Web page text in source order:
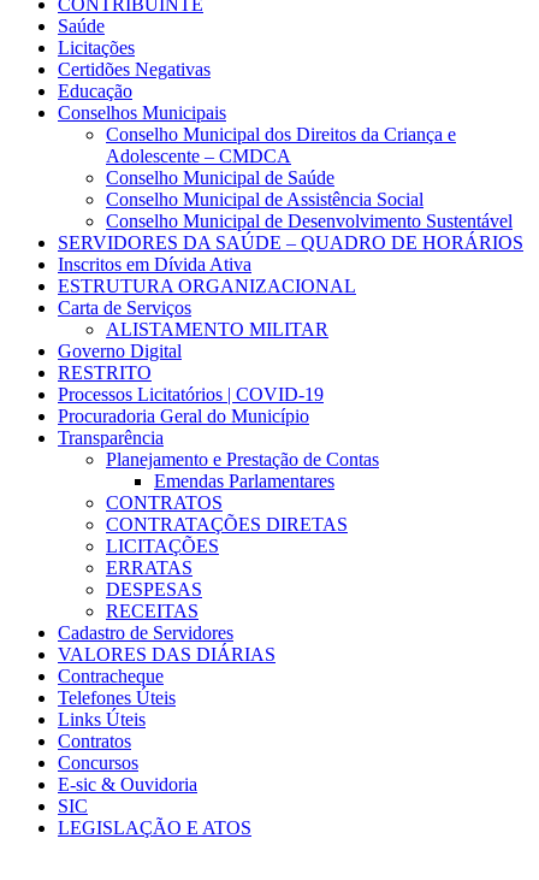
CONTRIBUINTE
Saúde
Licitações
Certidões Negativas
Educação
Conselhos Municipais
Conselho Municipal dos Direitos da Criança e
Adolescente – CMDCA
Conselho Municipal de Saúde
Conselho Municipal de Assistência Social
Conselho Municipal de Desenvolvimento Sustentável
SERVIDORES DA SAÚDE – QUADRO DE HORÁRIOS
Inscritos em Dívida Ativa
ESTRUTURA ORGANIZACIONAL
Carta de Serviços
ALISTAMENTO MILITAR
Governo Digital
RESTRITO
Processos Licitatórios | COVID-19
Procuradoria Geral do Município
Transparência
Planejamento e Prestação de Contas
Emendas Parlamentares
CONTRATOS
CONTRATAÇÕES DIRETAS
LICITAÇÕES
ERRATAS
DESPESAS
RECEITAS
Cadastro de Servidores
VALORES DAS DIÁRIAS
Contracheque
Telefones Úteis
Links Úteis
Contratos
Concursos
E-sic & Ouvidoria
SIC
LEGISLAÇÃO E ATOS